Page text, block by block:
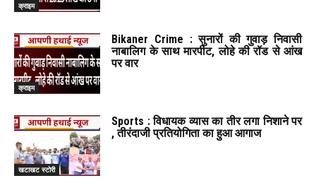
क्राइम
क्राइम
Bikaner Crime : सुनारों की गुवाड़ निवासी
नाबालिग के साथ मारपीट, लोहे की रॉड से आंख
पर वार
खटाखट स्टोरी
Sports : विधायक व्यास का तीर लगा निशाने पर
, तीरंदाजी प्रतियोगिता का हुआ आगाज